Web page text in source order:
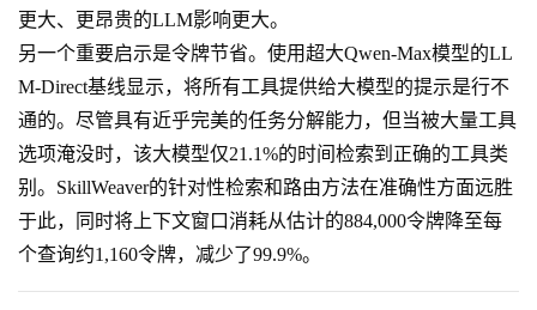
更大、更昂贵的LLM影响更大。
另一个重要启示是令牌节省。使用超大Qwen-Max模型的LL
M-Direct基线显示，将所有工具提供给大模型的提示是行不
通的。尽管具有近乎完美的任务分解能力，但当被大量工具
选项淹没时，该大模型仅21.1%的时间检索到正确的工具类
别。SkillWeaver的针对性检索和路由方法在准确性方面远胜
于此，同时将上下文窗口消耗从估计的884,000令牌降至每
个查询约1,160令牌，减少了99.9%。